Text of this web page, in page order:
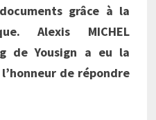
grâce à la
Alexis MICHEL
de Yousign a eu la
de répondre